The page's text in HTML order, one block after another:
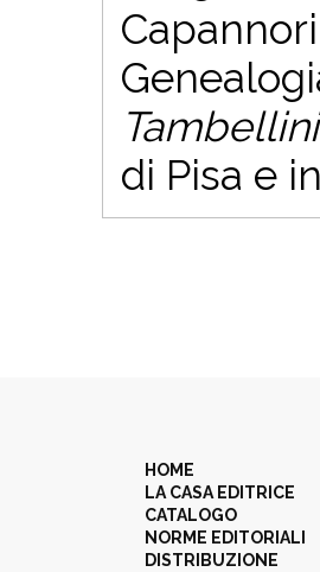
di Pisa e
HOME
LA CASA EDITRICE
CATALOGO
NORME EDITORIALI
DISTRIBUZIONE